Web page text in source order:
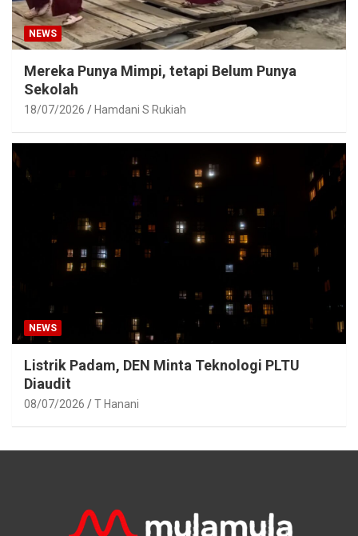
NEWS
Mereka Punya Mimpi, tetapi Belum Punya
Sekolah
18/07/2026 Hamdani S Rukiah
NEWS
Listrik Padam, DEN Minta Teknologi PLTU
Diaudit
08/07/2026 T Hanani